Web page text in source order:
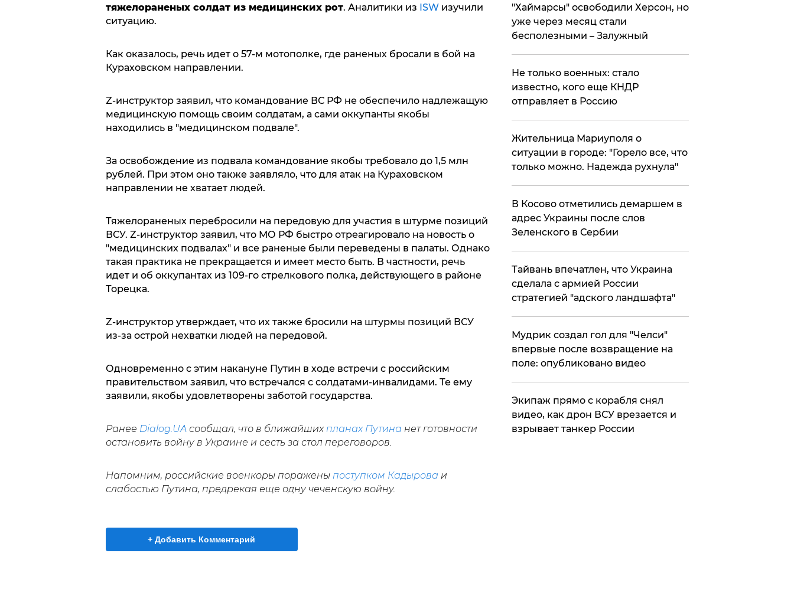
тяжелораненых солдат из медицинских рот. Аналитики из ISWизучили
ситуацию.
Как оказалось, речь идет о 57-м мотополке, где раненых бросали в бой на
Кураховском направлении.
Z-инструктор заявил, что командование ВС РФ не обеспечило надлежащую
медицинскую помощь своим солдатам, а сами оккупанты якобы
находились в "медицинском подвале".
За освобождение из подвала командование якобы требовало до 1,5 млн
рублей. При этом оно также заявляло, что для атак на Кураховском
направлении не хватает людей.
Тяжелораненых перебросили на передовую для участия в штурме позиций
ВСУ. Z-инструктор заявил, что МО РФ быстро отреагировало на новость о
"медицинских подвалах" и все раненые были переведены в палаты. Однако
такая практика не прекращается и имеет место быть. В частности, речь
идет и об оккупантах из 109-го стрелкового полка, действующего в районе
Торецка.
Z-инструктор утверждает, что их также бросили на штурмы позиций ВСУ
из-за острой нехватки людей на передовой.
Одновременно с этим накануне Путин в ходе встречи с российским
правительством заявил, что встречался с солдатами-инвалидами. Те ему
заявили, якобы удовлетворены заботой государства.
Ранее Dialog.UA сообщал, что в ближайших планах Путина нет готовности
остановить войну в Украине и сесть за стол переговоров.
Напомним, российские военкоры поражены поступком Кадырова и
слабостью Путина, предрекая еще одну чеченскую войну.
+ Добавить Комментарий
"Хаймарсы" освободили Херсон, но
уже через месяц стали
бесполезными – Залужный
Не только военных: стало
известно, кого еще КНДР
отправляет в Россию
Жительница Мариуполя о
ситуации в городе: "Горело все, что
только можно. Надежда рухнула"
В Косово отметились демаршем в
адрес Украины после слов
Зеленского в Сербии
Тайвань впечатлен, что Украина
сделала с армией России
стратегией "адского ландшафта"
Мудрик создал гол для "Челси"
впервые после возвращение на
поле: опубликовано видео
Экипаж прямо с корабля снял
видео, как дрон ВСУ врезается и
взрывает танкер России